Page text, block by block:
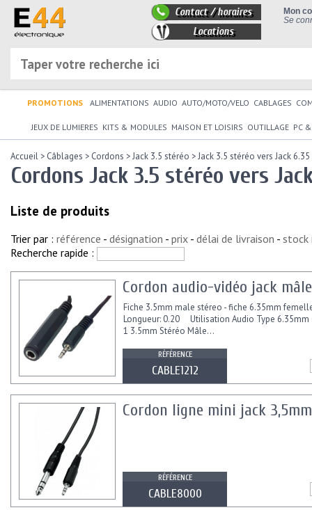
Mon
Se
Contact / horaires
Locations
PROMOTIONS ALIMENTATIONS AUDIO AUTO/MOTO/VELO CABLAGES
JEUX DE LUMIERES KITS & MODULES MAISON ET LOISIRS OUTILLAGE PC
Accueil > Câblages > Cordons >Jack 3.5 stéréo >Jack 3.5 stéréo vers Jack
Cordons Jack 3.5 stéréo vers
Liste de produits
Trier par : référence - désignation - prix - délai de livraison - stock
Recherche rapide :
Cordon audio-vidéo jack
Fiche 3.5mm male stéreo - fiche 6.35mm
Longueur: 0.20 Utilisation Audio Type 6.35mm
1 3.5mm Stéréo Mâle...
RÉFÉRENCE
CABLE1212
Cordon ligne mini jack
RÉFÉRENCE
CABLE8000